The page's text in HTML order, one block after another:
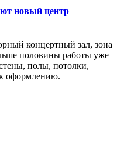
новый центр
концертный зал, зона
половины работы уже
полы, потолки,
к оформлению.